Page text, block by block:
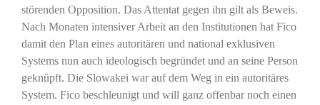
störenden Opposition. Das Attentat gegen ihn gilt als Beweis.
Nach Monaten intensiver Arbeit an den Institutionen hat Fico
damit den Plan eines autoritären und national exklusiven
Systems nun auch ideologisch begründet und an seine Person
geknüpft. Die Slowakei war auf dem Weg in ein autoritäres
System. Fico beschleunigt und will ganz offenbar noch einen